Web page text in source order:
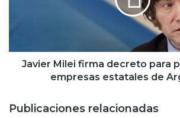
i
l
r
Javier Milei firma decreto para
empresas estatales de
Publicaciones relacionadas